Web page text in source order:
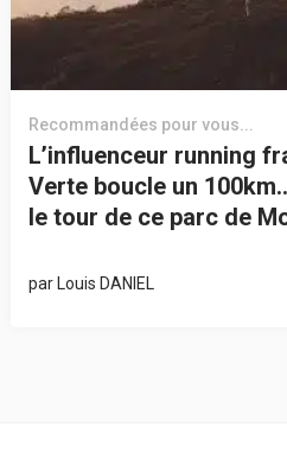
Recommandées pour vous...
L’influenceur running
Verte boucle un
le tour de ce parc de
par Louis DANIEL